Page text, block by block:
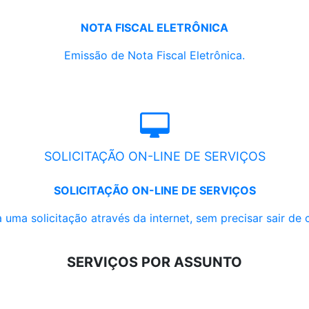
NOTA FISCAL ELETRÔNICA
Emissão de Nota Fiscal Eletrônica.
SOLICITAÇÃO ON-LINE DE SERVIÇOS
SOLICITAÇÃO ON-LINE DE SERVIÇOS
uma solicitação através da internet, sem precisar sair de
SERVIÇOS POR ASSUNTO